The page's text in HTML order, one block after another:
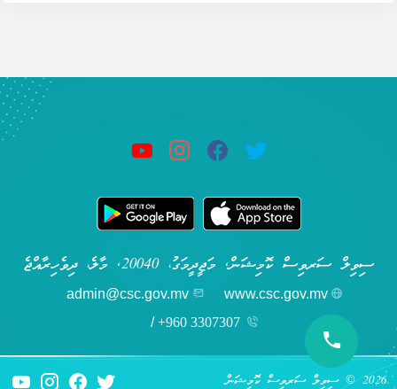
ސިވިލް ސަރވިސް ކޮމިޝަން, މަޖީދީމަގު، 20040, މާލެ، ދިވެހިރާއްޖެ
www.csc.gov.mv
admin@csc.gov.mv
+960 3307307
/
2026 © ސިވިލް ސަރވިސް ކޮމިޝަން